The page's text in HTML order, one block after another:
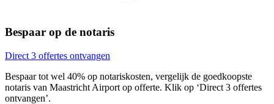
Bespaar op de notaris
Direct 3 offertes ontvangen
Bespaar tot wel 40% op notariskosten, vergelijk de goedkoopste
notaris van Maastricht Airport op offerte. Klik op ‘Direct 3 offertes
ontvangen’.